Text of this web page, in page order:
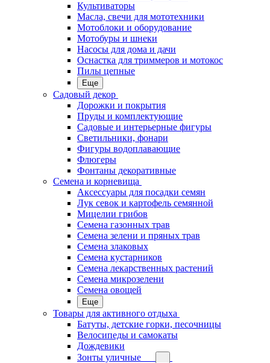
Культиваторы
Масла, свечи для мототехники
Мотоблоки и оборудование
Мотобуры и шнеки
Насосы для дома и дачи
Оснастка для триммеров и мотокос
Пилы цепные
Еще
Садовый декор
Дорожки и покрытия
Пруды и комплектующие
Садовые и интерьерные фигуры
Светильники, фонари
Фигуры водоплавающие
Флюгеры
Фонтаны декоративные
Семена и корневища
Аксессуары для посадки семян
Лук севок и картофель семянной
Мицелии грибов
Семена газонных трав
Семена зелени и пряных трав
Семена злаковых
Семена кустарников
Семена лекарственных растений
Семена микрозелени
Семена овощей
Еще
Товары для активного отдыха
Батуты, детские горки, песочницы
Велосипеды и самокаты
Дождевики
Зонты уличные